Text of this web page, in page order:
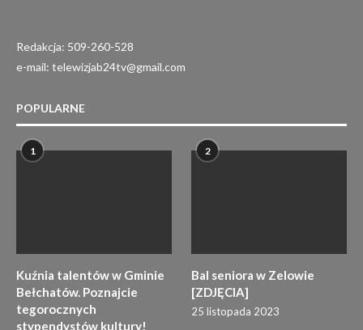
Redakcja: 509-260-528
e-mail: telewizjab24tv@gmail.com
POPULARNE
1
Kuźnia talentów w Gminie
Bełchatów. Poznajcie
tegorocznych
stypendystów kultury!
2
Bal seniora w Zelowie
[ZDJĘCIA]
25 listopada 2023